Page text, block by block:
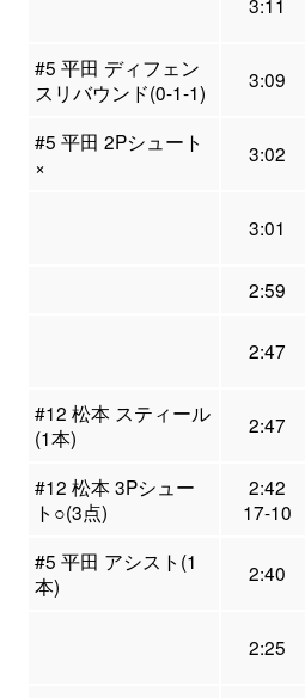
#5 平田 ディフェン
スリバウンド(0-1-1)
3:09
#5 平田 2Pシュート
×
3:02
3:01
2:59
2:47
#12 松本 スティール
(1本)
2:47
#12 松本 3Pシュー
ト○(3点)
2:42
17-10
#5 平田 アシスト(1
本)
2:40
2:25